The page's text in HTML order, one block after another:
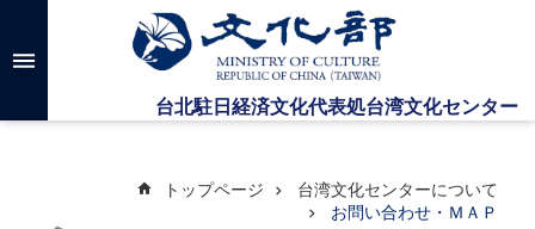
メインのコンテンツブロックにジャンプします
高
検
トップページ
台湾文化センターについて
お問い合わせ・ＭＡＰ